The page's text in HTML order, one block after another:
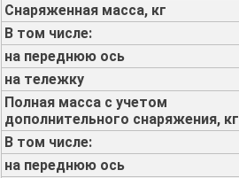
Снаряженная масса, кг
В том числе:
на переднюю ось
на тележку
Полная масса с учетом
дополнительного снаряжения, кг
В том числе:
на переднюю ось